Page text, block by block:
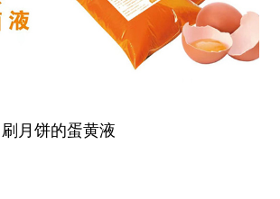
刷月饼的蛋黄液